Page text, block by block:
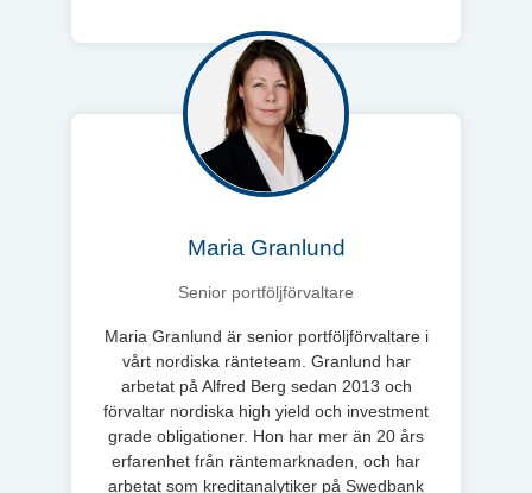
Maria Granlund
Senior portföljförvaltare
Maria Granlund är senior portföljförvaltare i
vårt nordiska ränteteam. Granlund har
arbetat på Alfred Berg sedan 2013 och
förvaltar nordiska high yield och investment
grade obligationer. Hon har mer än 20 års
erfarenhet från räntemarknaden, och har
arbetat som kreditanalytiker på Swedbank